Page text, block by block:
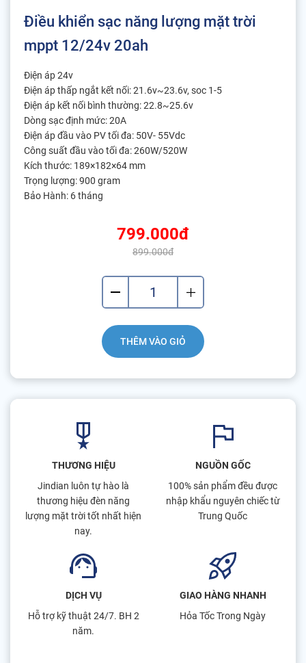
Điều khiển sạc năng lượng mặt trời
mppt 12/24v 20ah
Điện áp 24v
Điện áp thấp ngắt kết nối: 21.6v~23.6v, soc 1-5
Điện áp kết nối bình thường: 22.8~25.6v
Dòng sạc định mức: 20A
Điện áp đầu vào PV tối đa: 50V- 55Vdc
Công suất đầu vào tối đa: 260W/520W
Kích thước: 189×182×64 mm
Trọng lượng: 900 gram
Bảo Hành: 6 tháng
799.000đ
899.000đ
THÊM VÀO GIỎ
THƯƠNG HIỆU
Jindian luôn tự hào là
thương hiệu đèn năng
lượng mặt trời tốt nhất hiện
nay.
NGUỒN GỐC
100% sản phẩm đều được
nhập khẩu nguyên chiếc từ
Trung Quốc
DỊCH VỤ
Hỗ trợ kỹ thuật 24/7. BH 2
năm.
GIAO HÀNG NHANH
Hỏa Tốc Trong Ngày